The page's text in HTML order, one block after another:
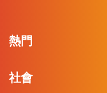
熱門
社會